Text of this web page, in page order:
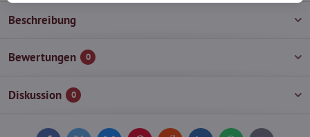
Beschreibung
Bewertungen 0
Diskussion 0